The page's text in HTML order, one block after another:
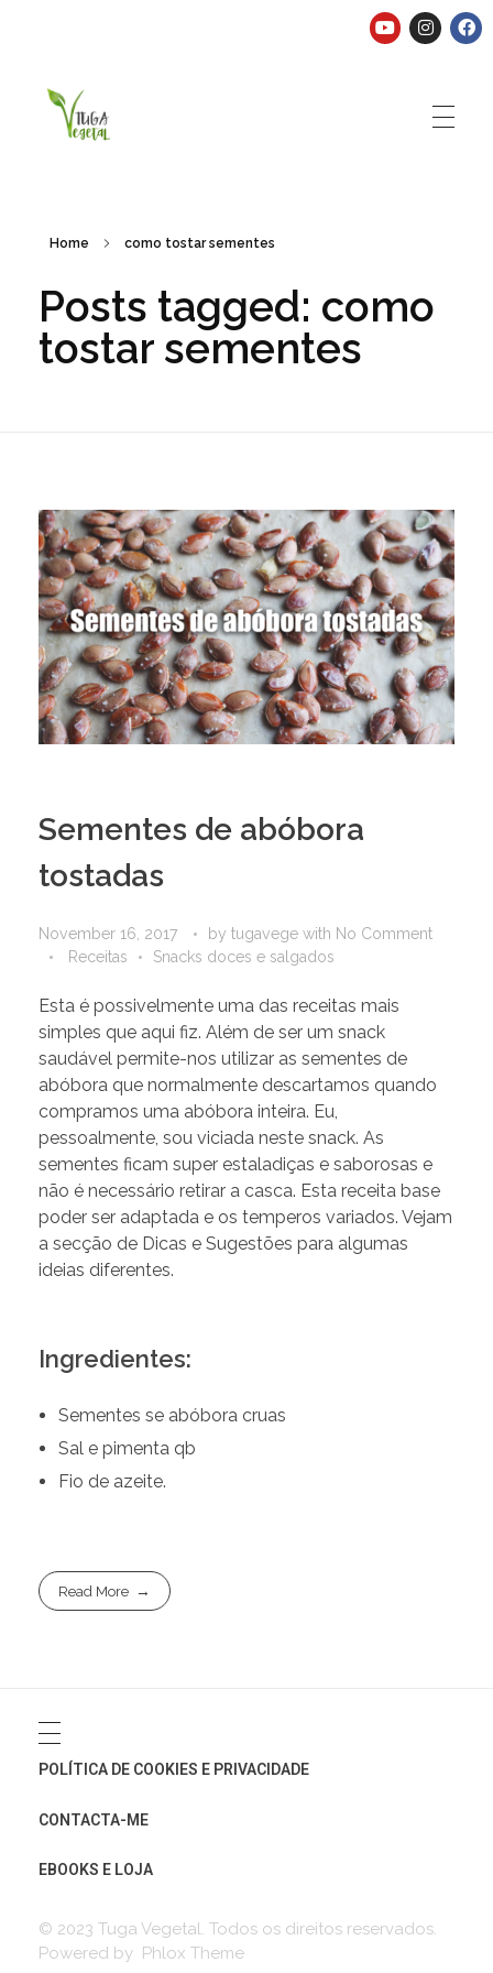
Home como tostar sementes
Posts tagged: como
tostar sementes
Sementes de abóbora
tostadas
November 16, 2017 by tugavege with No Comment
Receitas
Snacks doces e salgados
Esta é possivelmente uma das receitas mais
simples que aqui fiz. Além de ser um snack
saudável permite-nos utilizar as sementes de
abóbora que normalmente descartamos quando
compramos uma abóbora inteira. Eu,
pessoalmente, sou viciada neste snack. As
sementes ficam super estaladiças e saborosas e
não é necessário retirar a casca. Esta receita base
poder ser adaptada e os temperos variados. Vejam
a secção de Dicas e Sugestões para algumas
ideias diferentes.
Ingredientes:
Sementes se abóbora cruas
Sal e pimenta qb
Fio de azeite.
Read More
POLÍTICA DE COOKIES E PRIVACIDADE
CONTACTA-ME
EBOOKS E LOJA
© 2023 Tuga Vegetal. Todos os direitos reservados.
Powered by Phlox Theme